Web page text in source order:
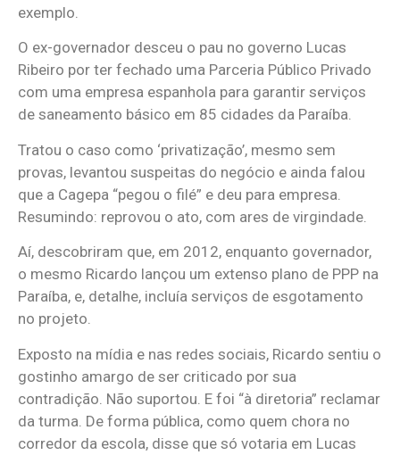
exemplo.
O ex-governador desceu o pau no governo Lucas
Ribeiro por ter fechado uma Parceria Público Privado
com uma empresa espanhola para garantir serviços
de saneamento básico em 85 cidades da Paraíba.
Tratou o caso como ‘privatização’, mesmo sem
provas, levantou suspeitas do negócio e ainda falou
que a Cagepa “pegou o filé” e deu para empresa.
Resumindo: reprovou o ato, com ares de virgindade.
Aí, descobriram que, em 2012, enquanto governador,
o mesmo Ricardo lançou um extenso plano de PPP na
Paraíba, e, detalhe, incluía serviços de esgotamento
no projeto.
Exposto na mídia e nas redes sociais, Ricardo sentiu o
gostinho amargo de ser criticado por sua
contradição. Não suportou. E foi “à diretoria” reclamar
da turma. De forma pública, como quem chora no
corredor da escola, disse que só votaria em Lucas